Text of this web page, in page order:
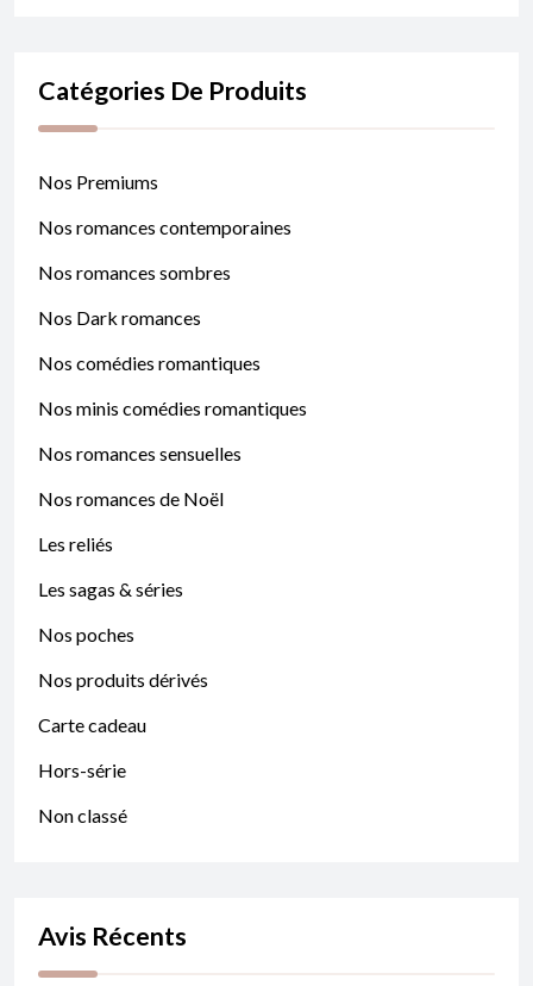
Catégories De Produits
Nos Premiums
Nos romances contemporaines
Nos romances sombres
Nos Dark romances
Nos comédies romantiques
Nos minis comédies romantiques
Nos romances sensuelles
Nos romances de Noël
Les reliés
Les sagas & séries
Nos poches
Nos produits dérivés
Carte cadeau
Hors-série
Non classé
Avis Récents